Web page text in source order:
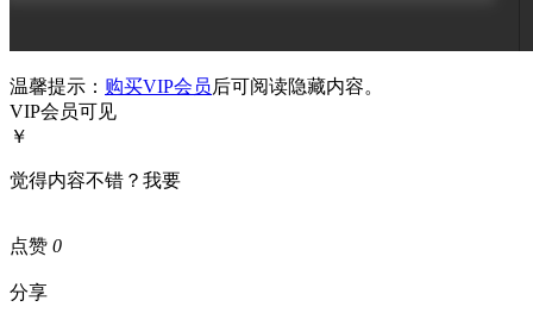
温馨提示： 购买VIP会员后可阅读隐藏内容。
VIP会员可见
￥
觉得内容不错？我要
点赞 0
分享